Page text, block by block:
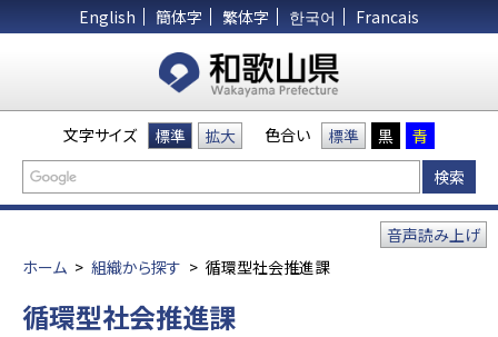
English 簡体字 繁体字 한국어 Francais
文字サイズ 標準 拡大 色合い 標準 黒 青
ホーム > 組織から探す > 循環型社会推進課
音声読み上げ
循環型社会推進課